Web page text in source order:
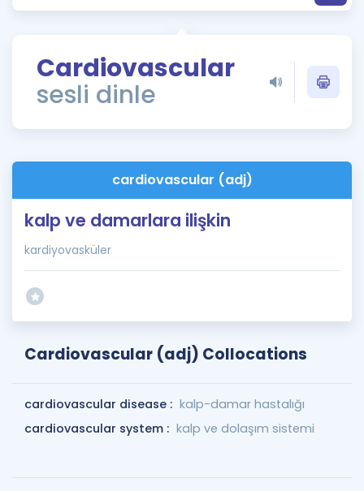
ÖSYM Sınav Takvimi
Kampanyalar
İngilizce Gramer
Cardiovascular
sesli dinle
cardiovascular (adj)
kalp ve damarlara ilişkin
kardiyovasküler
Cardiovascular (adj) Collocations
cardiovascular disease : kalp-damar hastalığı
cardiovascular system : kalp ve dolaşım sistemi